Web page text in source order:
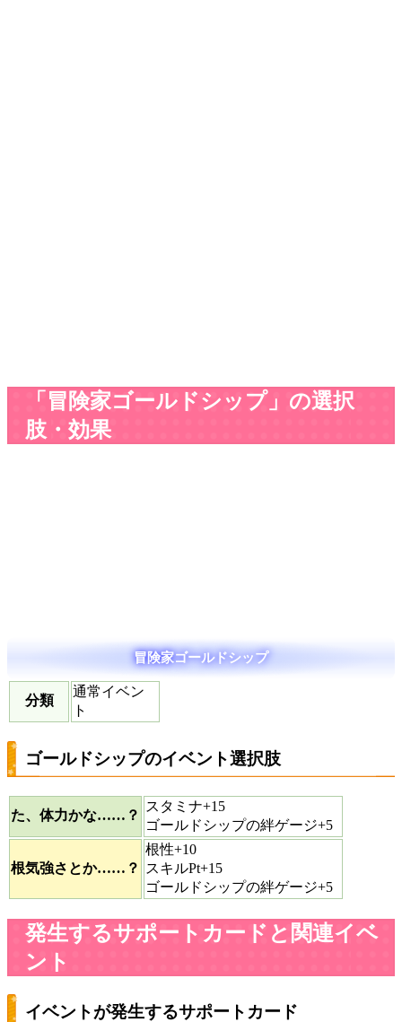
「冒険家ゴールドシップ」の選択
肢・効果
冒険家ゴールドシップ
分類
通常イベン
ト
ゴールドシップのイベント選択肢
た、体力かな……？
スタミナ+15
ゴールドシップの絆ゲージ+5
根気強さとか……？
根性+10
スキルPt+15
ゴールドシップの絆ゲージ+5
発生するサポートカードと関連イベ
ント
イベントが発生するサポートカード